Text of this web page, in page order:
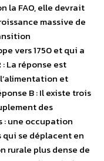
la FAO, elle devrait
massive de
vers 1750 et qui a
: La réponse est
et
B : Il existe trois
des
: une occupation
se déplacent en
rurale plus dense de